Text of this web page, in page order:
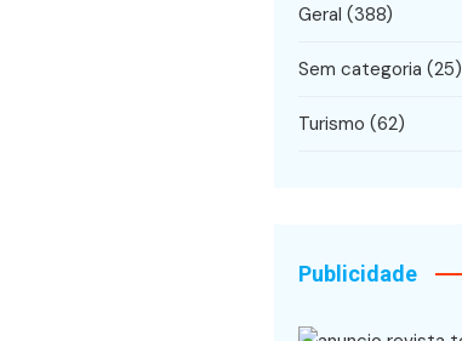
Geral (388)
Sem categoria (25)
Turismo (62)
Publicidade